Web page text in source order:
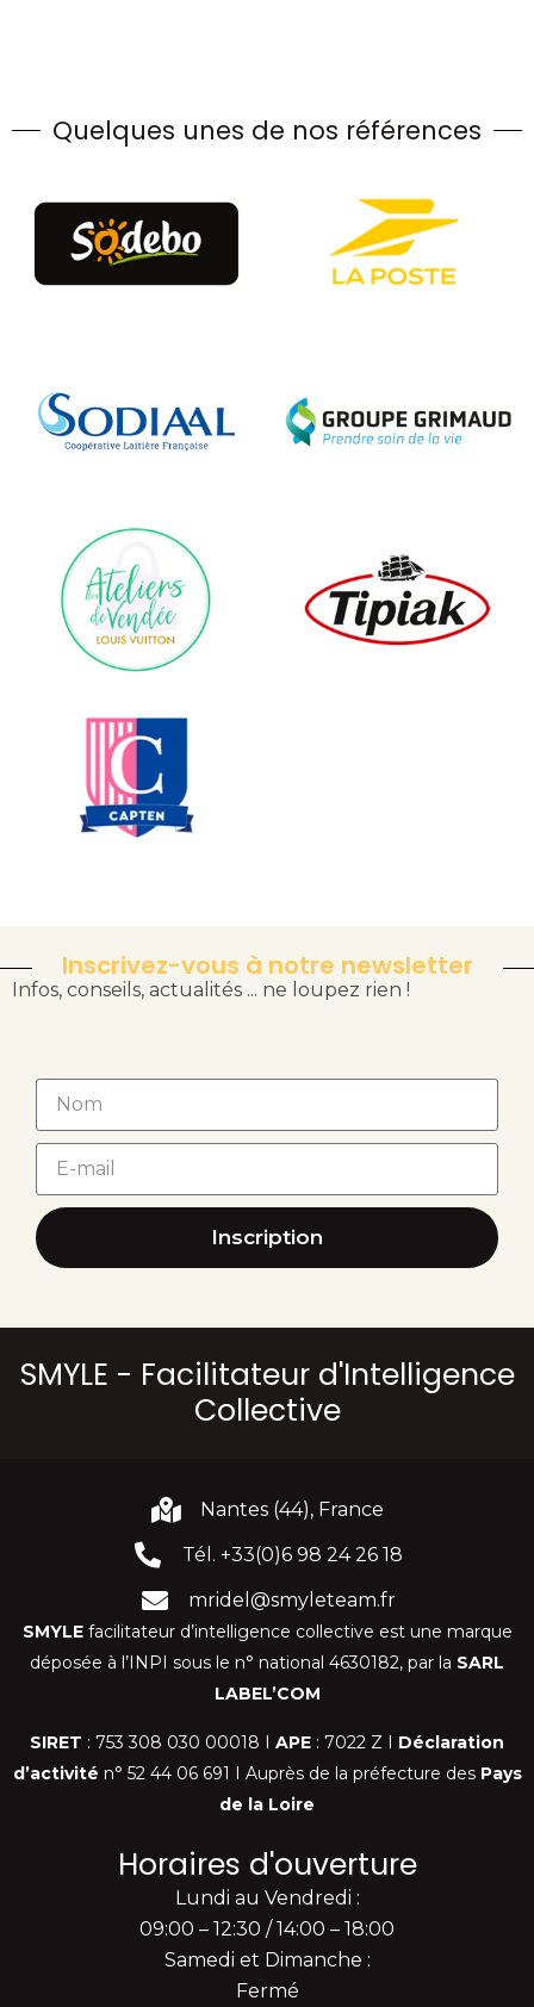
Quelques unes de nos références
Inscrivez-vous à notre newsletter
Infos, conseils, actualités ... ne loupez rien !
Inscription
SMYLE - Facilitateur d'Intelligence
Collective
Nantes (44), France
Tél. +33(0)6 98 24 26 18
mridel@smyleteam.fr
SMYLEfacilitateur d’intelligence collective est une marque
déposée à l’INPI sous le n° national 4630182, par la SARL
LABEL’COM
SIRET : 753 308 030 00018 I APE : 7022 Z I Déclaration
d’activité n° 52 44 06 691 I Auprès de la préfecture des Pays
de la Loire
Horaires d'ouverture
Lundi au Vendredi :
09:00 – 12:30 / 14:00 – 18:00
Samedi et Dimanche :
Fermé